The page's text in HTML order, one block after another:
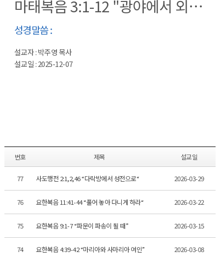
마태복음 3:1-12 "광야에서 외치는 복음"
성경말씀 :
설교자 : 박주영 목사
설교일 : 2025-12-07
번호 제목 설교일
77 사도행전 2:1,2,46 “다락방에서 성전으로“ 2026-03-29
76 요한복음 11:41-44 “풀어 놓아 다니게 하라“ 2026-03-22
75 요한복음 9:1-7 “파문이 파송이 될 때” 2026-03-15
74 요한복음 4:39-42 “마리아와 사마리아 여인” 2026-03-08